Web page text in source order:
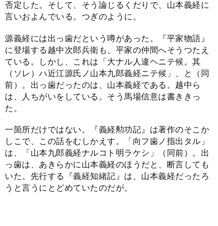
否定した。そして、そう論じるくだりで、山本義経に
言いおよんでいる。つぎのように。
源義経には出っ歯だという噂があった。『平家物語』
に登場する越中次郎兵衛も、平家の仲間へそうつたえ
ている。しかし、これは「大ナル人違ヘニテ候。其
（ソレ）ハ近江源氏ノ山本九郎義経ニテ候」、と（同
前）。出っ歯だったのは、山本義経である。越中ら
は、人ちがいをしている。そう馬場信意は書ききっ
た。
一箇所だけではない。『義経勲功記』は著作のそこか
しこで、この話をむしかえす。「向フ歯ノ指出タル」
は、「山本九郎義経ナルコト明ラケシ」（同前）。出
っ歯は、あきらかに山本義経のほうだと、断言しても
いた。先行する『義経知緒記』は、山本義経だったろ
うと言うにとどめていたのだが。